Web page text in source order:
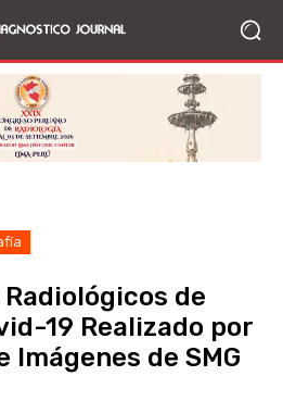
de
19 Realizado por
Imágenes de SMG